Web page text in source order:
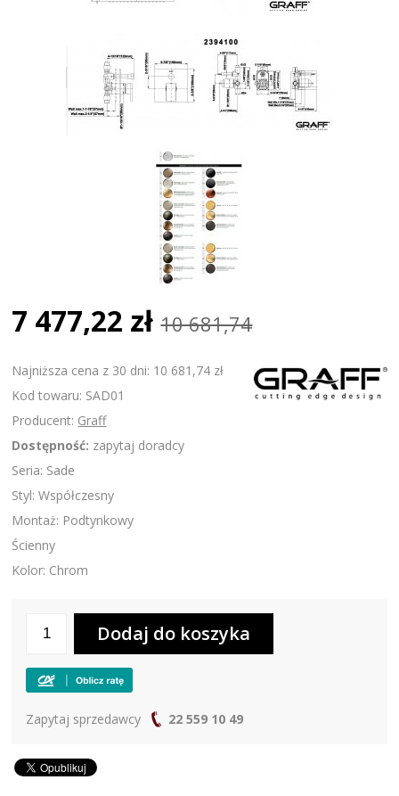
7 477,22 zł 10 681,74
Najniższa cena z 30 dni: 10 681,74 zł
Kod towaru: SAD01
Producent: Graff
Dostępność: zapytaj doradcy
Seria: Sade
Styl: Współczesny
Montaż: Podtynkowy
Ścienny
Kolor: Chrom
Zapytaj sprzedawcy 22 559 10 49